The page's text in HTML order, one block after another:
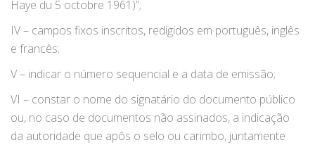
Haye du 5 octobre 1961)”;
IV – campos fixos inscritos, redigidos em português, inglês
e francês;
V – indicar o número sequencial e a data de emissão;
VI – constar o nome do signatário do documento público
ou, no caso de documentos não assinados, a indicação
da autoridade que apôs o selo ou carimbo, juntamente